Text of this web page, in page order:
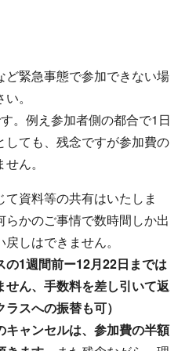
ど緊急事態で参加できない場
。
。例え参加者側の都合で1日
しても、残念ですが参加費の
ん。
資料等の共有はいたしま
かのご事情で数時間しか出
しはできません。
の1週間前ー12月22日までは
せん、手数料を差し引いて返
スへの振替も可）
キャンセルは、参加費の半額